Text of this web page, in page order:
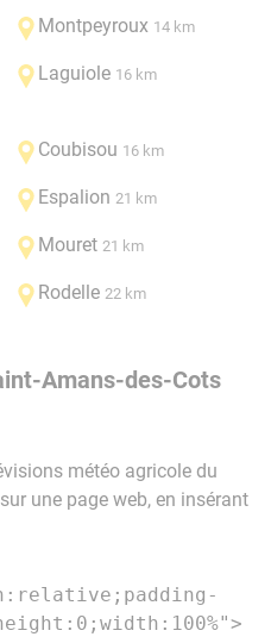
Montpeyroux 14 km
Laguiole 16 km
Coubisou 16 km
Espalion 21 km
Mouret 21 km
Rodelle 22 km
Amans-des-Cots
météo agricole du
une page web, en insérant